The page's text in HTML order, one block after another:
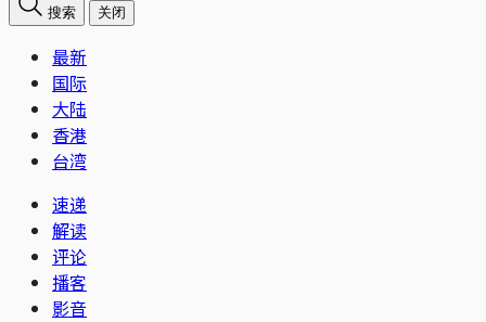
搜索 关闭
最新
国际
大陆
香港
台湾
速递
解读
评论
播客
影音